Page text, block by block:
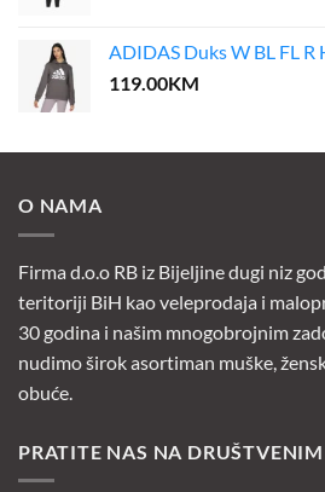
ADIDAS Duks W BL FL R
119.00KM
O NAMA
Firma d.o.o RB iz Bijeljine dugi niz
teritoriji BiH kao veleprodaja i
30 godina i našim mnogobrojnim
nudimo širok asortiman muške,
obuće.
PRATITE NAS NA